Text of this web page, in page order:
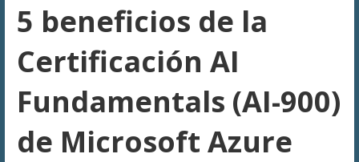
5 beneficios de la
Certificación AI
Fundamentals (AI-900)
de Microsoft Azure